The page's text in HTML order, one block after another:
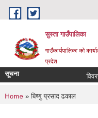
Skip to main content
सुस्ता गाउँपालिका
गाउँकार्यपालिका काे
प्रदेश
सूचना विवरण
You are here
Home » बिष्णु प्रसाद ढकाल